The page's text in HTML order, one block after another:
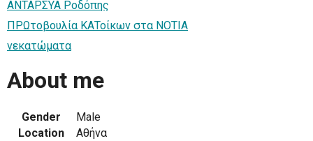
ΑΝΤΑΡΣΥΑ Ροδόπης
ΠΡΩτοβουλία ΚΑΤοίκων στα ΝΟΤΙΑ
νεκατώματα
About me
Gender
Male
Location
Αθήνα